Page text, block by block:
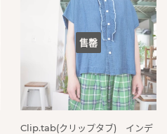
售罄
Clip.tab(クリップタブ) インデ